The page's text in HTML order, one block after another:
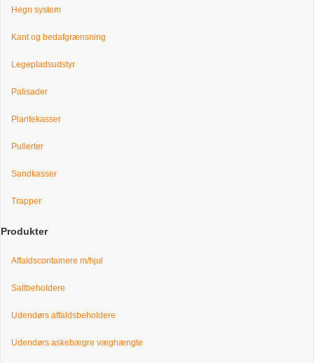
Hegn system
Kant og bedafgrænsning
Legepladsudstyr
Palisader
Plantekasser
Pullerter
Sandkasser
Trapper
Produkter
Affaldscontainere m/hjul
Saltbeholdere
Udendørs affaldsbeholdere
Udendørs askebægre væghængte